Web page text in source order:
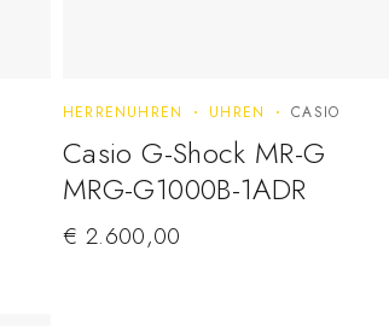
HERRENUHREN UHREN CASIO
Casio G-Shock MR-G
MRG-G1000B-1ADR
€ 2.600,00